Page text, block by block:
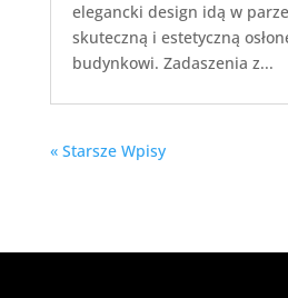
elegancki design idą w
skuteczną i estetyczną
budynkowi. Zadaszenia z...
« Starsze Wpisy